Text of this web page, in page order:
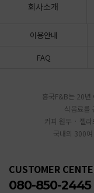
회사소개
이용안내
FAQ
흥국F&B는 20년
식음료를
커피 원두 · 젤
국내외 300
CUSTOMER
080-850-2445